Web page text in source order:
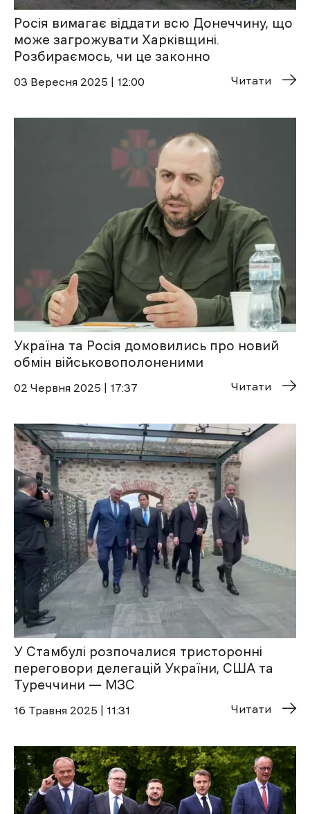
Росія вимагає віддати всю Донеччину, що
може загрожувати Харківщині.
Розбираємось, чи це законно
03 Вересня 2025 | 12:00 Читати
Україна та Росія домовились про новий
обмін військовополоненими
02 Червня 2025 | 17:37 Читати
У Стамбулі розпочалися тристоронні
переговори делегацій України, США та
Туреччини — МЗС
16 Травня 2025 | 11:31 Читати